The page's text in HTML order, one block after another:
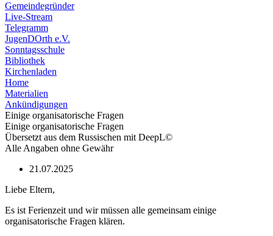
Gemeindegründer
Live-Stream
Telegramm
JugenDOrth e.V.
Sonntagsschule
Bibliothek
Kirchenladen
Home
Materialien
Ankündigungen
Einige organisatorische Fragen
Einige organisatorische Fragen
Übersetzt aus dem Russischen mit DeepL©
Alle Angaben ohne Gewähr
21.07.2025
Liebe Eltern,
Es ist Ferienzeit und wir müssen alle gemeinsam einige
organisatorische Fragen klären.